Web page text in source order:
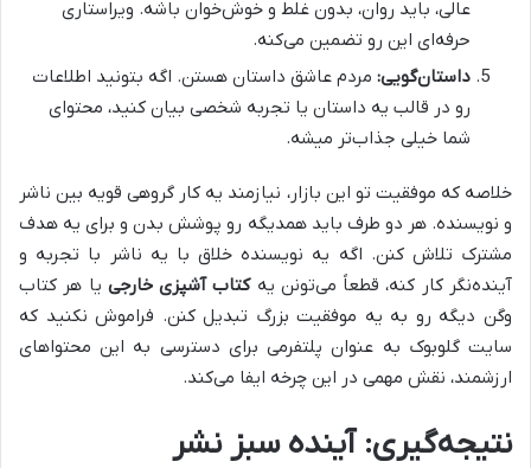
عالی، باید روان، بدون غلط و خوش‌خوان باشه. ویراستاری
حرفه‌ای این رو تضمین می‌کنه.
داستان‌گویی: مردم عاشق داستان هستن. اگه بتونید اطلاعات
رو در قالب یه داستان یا تجربه شخصی بیان کنید، محتوای
شما خیلی جذاب‌تر میشه.
خلاصه که موفقیت تو این بازار، نیازمند یه کار گروهی قویه بین ناشر
و نویسنده. هر دو طرف باید همدیگه رو پوشش بدن و برای یه هدف
مشترک تلاش کنن. اگه یه نویسنده خلاق با یه ناشر با تجربه و
آینده‌نگر کار کنه، قطعاً می‌تونن یهکتاب آشپزی خارجی یا هر کتاب
وگن دیگه رو به یه موفقیت بزرگ تبدیل کنن. فراموش نکنید که
سایت گلوبوک به عنوان پلتفرمی برای دسترسی به این محتواهای
ارزشمند، نقش مهمی در این چرخه ایفا می‌کند.
نتیجه‌گیری: آینده سبز نشر